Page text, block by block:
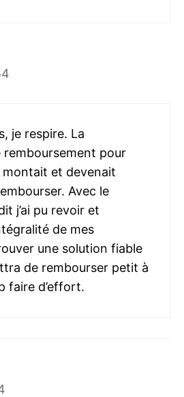
je respire. La
remboursement pour
et devenait
Avec le
j’ai pu revoir et
de mes
une solution fiable
de rembourser petit à
faire d’effort.